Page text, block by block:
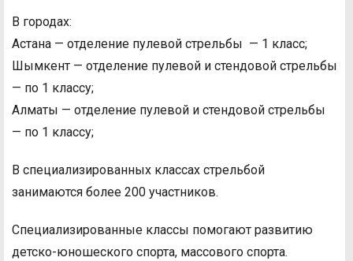
В городах:
Астана — отделение пулевой стрельбы — 1 класс;
Шымкент — отделение пулевой и стендовой стрельбы
— по 1 классу;
Алматы — отделение пулевой и стендовой стрельбы
— по 1 классу;
В специализированных классах стрельбой
занимаются более 200 участников.
Специализированные классы помогают развитию
детско-юношеского спорта, массового спорта.